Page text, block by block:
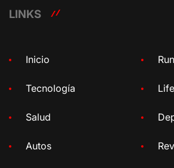
LINKS
Inicio
Tecnología
Salud
Autos